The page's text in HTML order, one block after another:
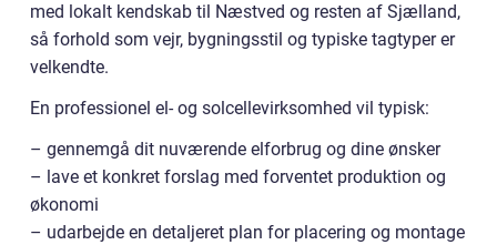
med lokalt kendskab til Næstved og resten af Sjælland,
så forhold som vejr, bygningsstil og typiske tagtyper er
velkendte.
En professionel el- og solcellevirksomhed vil typisk:
– gennemgå dit nuværende elforbrug og dine ønsker
– lave et konkret forslag med forventet produktion og
økonomi
– udarbejde en detaljeret plan for placering og montage